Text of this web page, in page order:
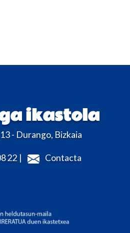
ikastola
- Durango, Bizkaia
22 | Contacta